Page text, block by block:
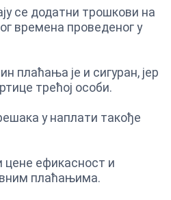
се додатни трошкови на
времена проведеног у
плаћања је и сигуран, јер
трећој особи.
у наплати такође
цене ефикасност и
плаћањима.